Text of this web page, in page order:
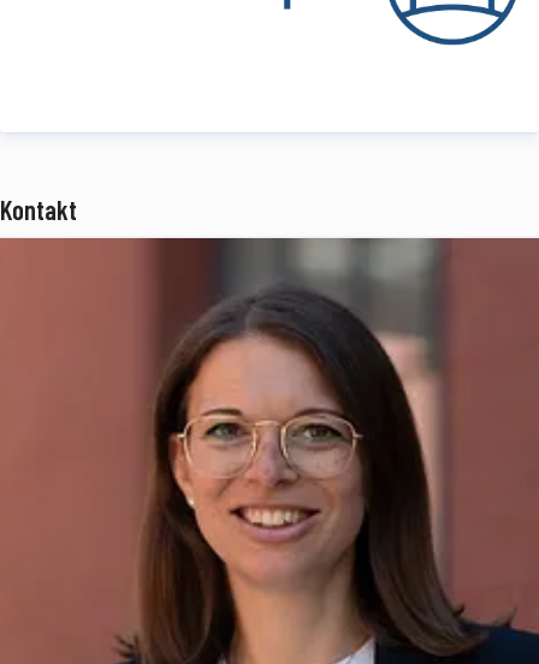
Logistikprozess. Plus: Einzigartige Kundennähe und Flexibilität bei
telematics ist ein Tochterunternehmen der BPW Gruppe und
Über die BPW Gruppe
Die BPW Gruppe erforscht, entwickelt und produziert alles, was den
Transport bewegt, sichert, beleuchtet, intelligent macht und digital
vernetzt. Weltweit ist die Unternehmensgruppe mit ihren Marken
,HESTALundidem telematics
ein bevorzugter
Systempartner der Nfz-Branche für Fahrwerke, Bremsen,
Beleuchtung, Verschließ- und Aufbautentechnik, Telematik sowie
weitere wichtige Komponenten für Truck, Trailer und Bus.
Transportunternehmen bietet die BPW Gruppe umfassende
Mobilitätsdienste. Sie reichen vom weltweiten Servicenetz über
Kontakt